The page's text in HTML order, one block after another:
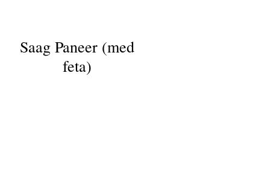
Saag Paneer (med
feta)